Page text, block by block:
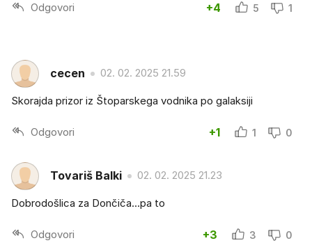
Odgovori +4 5 1
cecen 02. 02. 2025 21.59
Skorajda prizor iz Štoparskega vodnika po galaksiji
Odgovori +1 1 0
Tovariš Balki 02. 02. 2025 21.23
Dobrodošlica za Dončiča...pa to
Odgovori +3 3 0